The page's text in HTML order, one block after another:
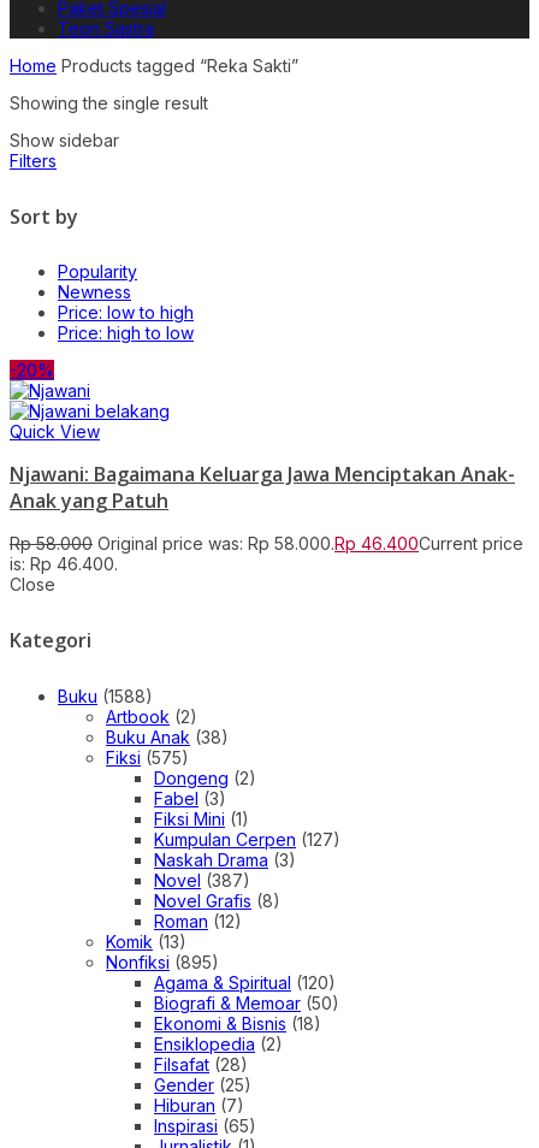
Paket Spesial
Teori Sastra
Home Products tagged “Reka Sakti”
Showing the single result
Show sidebar
Filters
Sort by
Popularity
Newness
Price: low to high
Price: high to low
-20%
Quick View
Njawani: Bagaimana Keluarga Jawa Menciptakan Anak-
Anak yang Patuh
Rp58.000 Original price was: Rp 58.000.Rp 46.400Current price
is: Rp 46.400.
Close
Kategori
Buku (1588)
Artbook (2)
Buku Anak (38)
Fiksi (575)
Dongeng (2)
Fabel (3)
Fiksi Mini (1)
Kumpulan Cerpen (127)
Naskah Drama (3)
Novel (387)
Novel Grafis (8)
Roman (12)
Komik (13)
Nonfiksi (895)
Agama & Spiritual (120)
Biografi & Memoar (50)
Ekonomi & Bisnis (18)
Ensiklopedia (2)
Filsafat (28)
Gender (25)
Hiburan (7)
Inspirasi (65)